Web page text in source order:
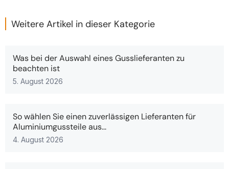
Weitere Artikel in dieser Kategorie
Was bei der Auswahl eines Gusslieferanten zu
beachten ist
5. August 2026
So wählen Sie einen zuverlässigen Lieferanten für
Aluminiumgussteile aus...
4. August 2026